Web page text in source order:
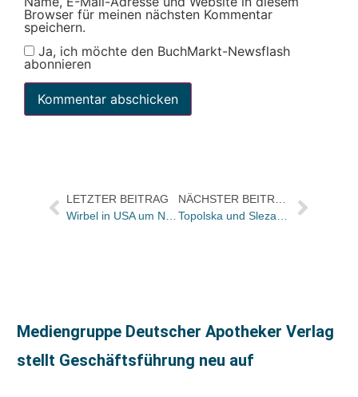
Browser für meinen nächsten Kommentar
speichern.
Ja, ich möchte den BuchMarkt-Newsflash
abonnieren
LETZTER BEITRAG
Mediengruppe Deutscher Apotheker Verlag
stellt Geschäftsführung neu auf